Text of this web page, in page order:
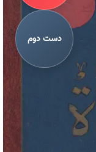
دست دوم